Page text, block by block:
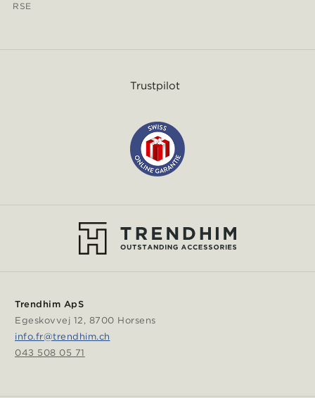
RSE
Trustpilot
Trendhim ApS
Egeskovvej 12, 8700 Horsens
info.fr@trendhim.ch
043 508 05 71